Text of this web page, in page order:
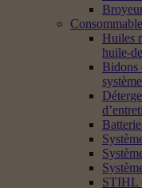
Huiles
huile-
Bidons
STIHL